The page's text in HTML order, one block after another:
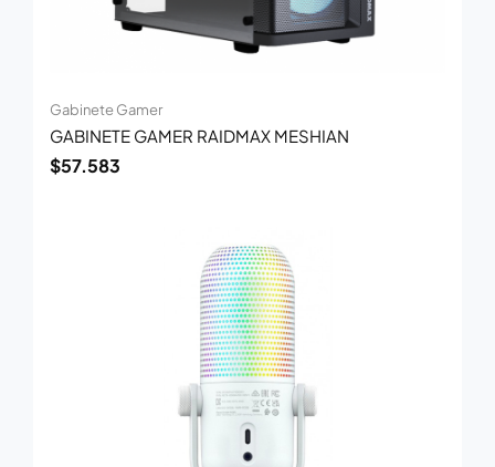
Gabinete Gamer
GABINETE GAMER RAIDMAX MESHIAN
$57.583